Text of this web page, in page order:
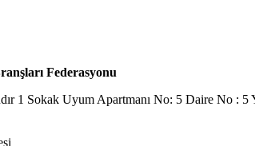
Federasyonu
1 Sokak Uyum Apartmanı No: 5 Daire No :